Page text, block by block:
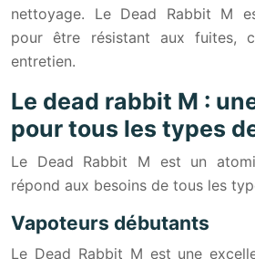
nettoyage. Le Dead Rabbit M
pour être résistant aux fuites,
entretien.
Le dead rabbit M :
pour tous les types
Le Dead Rabbit M est un
répond aux besoins de tous les
Vapoteurs débutants
Le Dead Rabbit M est une